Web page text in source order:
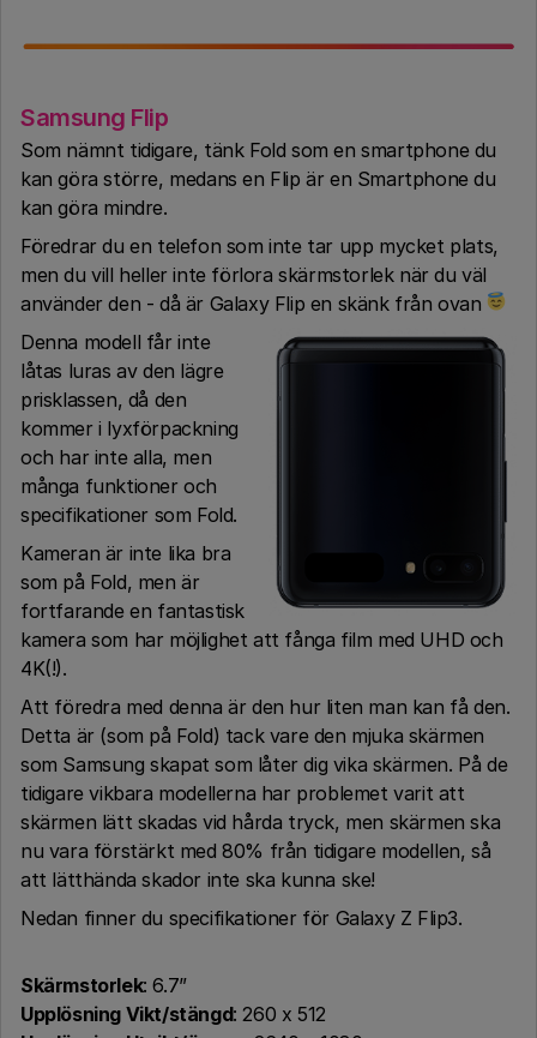
Samsung Flip
Som nämnt tidigare, tänk Fold som en smartphone du
kan göra större, medans en Flip är en Smartphone du
kan göra mindre.
Föredrar du en telefon som inte tar upp mycket plats,
men du vill heller inte förlora skärmstorlek när du väl
använder den - då är Galaxy Flip en skänk från ovan
Denna modell får inte
låtas luras av den lägre
prisklassen, då den
kommer i lyxförpackning
och har inte alla, men
många funktioner och
specifikationer som Fold.
Kameran är inte lika bra
som på Fold, men är
fortfarande en fantastisk
kamera som har möjlighet att fånga film med UHD och
4K(!).
Att föredra med denna är den hur liten man kan få den.
Detta är (som på Fold) tack vare den mjuka skärmen
som Samsung skapat som låter dig vika skärmen. På de
tidigare vikbara modellerna har problemet varit att
skärmen lätt skadas vid hårda tryck, men skärmen ska
nu vara förstärkt med 80% från tidigare modellen, så
att lätthända skador inte ska kunna ske!
Nedan finner du specifikationer för Galaxy Z Flip3.
Skärmstorlek: 6.7”
Upplösning Vikt/stängd: 260 x 512